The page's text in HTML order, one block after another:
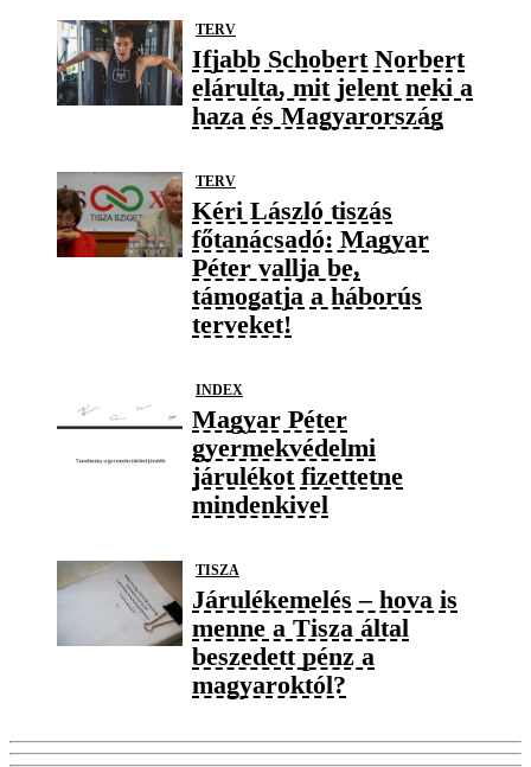
TERV
Ifjabb Schobert Norbert
elárulta, mit jelent neki a
haza és Magyarország
TERV
Kéri László tiszás
főtanácsadó: Magyar
Péter vallja be,
támogatja a háborús
terveket!
INDEX
Magyar Péter
gyermekvédelmi
járulékot fizettetne
mindenkivel
TISZA
Járulékemelés – hova is
menne a Tisza által
beszedett pénz a
magyaroktól?